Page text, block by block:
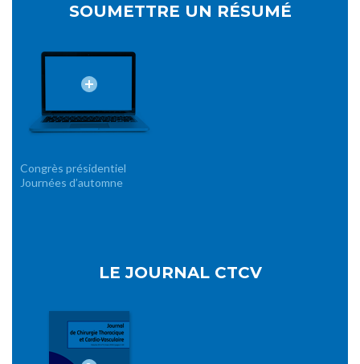
SOUMETTRE UN RÉSUMÉ
Congrès présidentiel
Journées d’automne
LE JOURNAL CTCV